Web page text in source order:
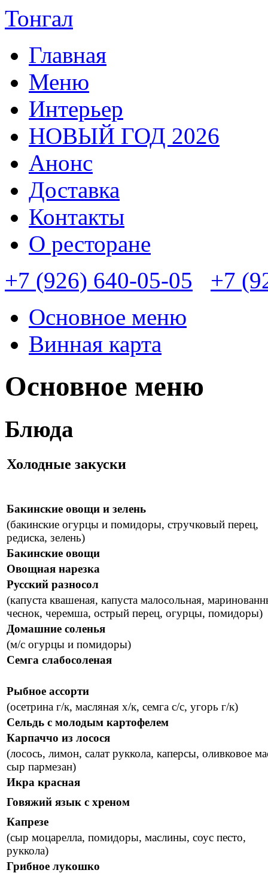
Тонгал
Главная
Меню
Интерьер
НОВЫЙ ГОД 2026
Анонс
Доставка
Контакты
О ресторане
+7 (926) 640-05-05
+7
Основное меню
Винная карта
Основное меню
Блюда
Холодные закуски
Бакинские овощи и зелень
(бакинские огурцы и помидоры, стручковый перец,
редиска, зелень)
Бакинские овощи
Овощная нарезка
Русский разносол
(капуста квашеная, капуста малосольная,
чеснок, черемша, острый перец, огурцы, помидоры)
Домашние соленья
(м/с огурцы и помидоры)
Семга слабосоленая
Рыбное ассорти
(осетрина г/к, масляная х/к, семга с/с, угорь г/к)
Сельдь с молодым картофелем
Карпаччо из лосося
(лосось, лимон, салат руккола, каперсы, оливковое
сыр пармезан)
Икра красная
Говяжий язык с хреном
Капрезе
(сыр моцарелла, помидоры, маслины, соус песто,
руккола)
Грибное лукошко